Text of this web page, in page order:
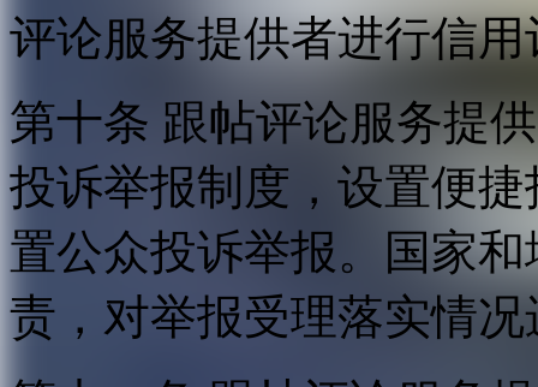
评论服务提供者进行信用
第十条 跟帖评论服务提
投诉举报制度，设置便
置公众投诉举报。国家
责，对举报受理落实情